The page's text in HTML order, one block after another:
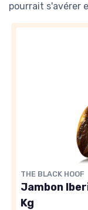
pourrait s'avérer
THE BLACK HOOF
Jambon
Kg